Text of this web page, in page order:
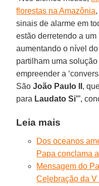
florestas na Amazônia
sinais de alarme em
estão derretendo a
aumentando o nível
partilham uma
empreender a
SãoJoão Paulo II ,
para Laudato Si’”,
Leia mais
Dos oceanos
Papa conclama
Mensagem do
Celebração da